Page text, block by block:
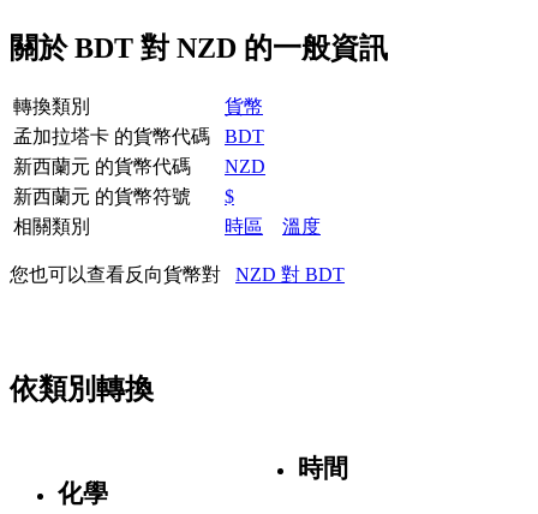
關於 BDT 對 NZD 的一般資訊
轉換類別
貨幣
孟加拉塔卡 的貨幣代碼
BDT
新西蘭元 的貨幣代碼
NZD
新西蘭元 的貨幣符號
$
相關類別
時區 溫度
您也可以查看反向貨幣對 NZD 對 BDT
依類別轉換
化學
時間